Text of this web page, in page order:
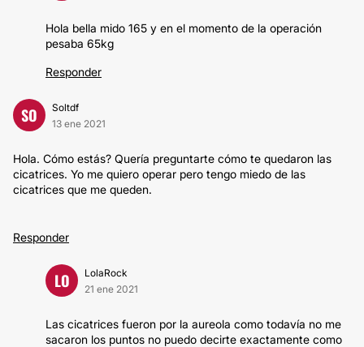
Hola bella mido 165 y en el momento de la operación
pesaba 65kg
Responder
SO
Soltdf
13 ene 2021
Hola. Cómo estás? Quería preguntarte cómo te quedaron las
cicatrices. Yo me quiero operar pero tengo miedo de las
cicatrices que me queden.
Responder
LO
LolaRock
21 ene 2021
Las cicatrices fueron por la aureola como todavía no me
sacaron los puntos no puedo decirte exactamente como